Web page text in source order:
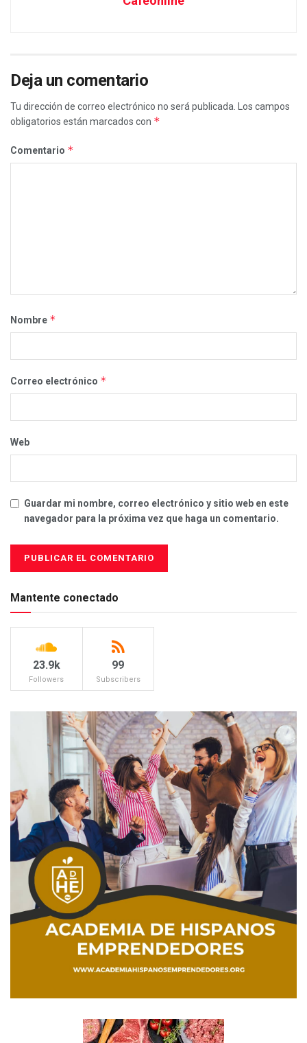
Deja un comentario
Tu dirección de correo electrónico no será publicada. Los campos
obligatorios están marcados con *
Comentario *
Nombre *
Correo electrónico *
Web
Guardar mi nombre, correo electrónico y sitio web en este
navegador para la próxima vez que haga un comentario.
Mantente conectado
23.9k
Followers
99
Subscribers